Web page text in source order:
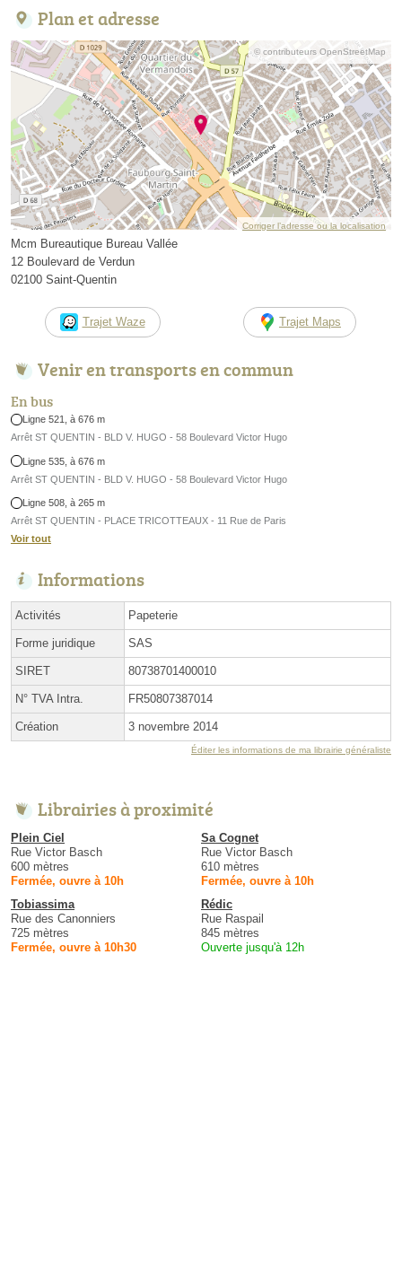
Plan et adresse
© contributeurs OpenStreetMap
Corriger l’adresse ou la localisation
Mcm Bureautique Bureau Vallée
12 Boulevard de Verdun
02100 Saint-Quentin
Trajet Waze Trajet Maps
Venir en transports en commun
En bus
Ligne 521, à 676 m
Arrêt ST QUENTIN - BLD V. HUGO - 58 Boulevard Victor Hugo
Ligne 535, à 676 m
Arrêt ST QUENTIN - BLD V. HUGO - 58 Boulevard Victor Hugo
Ligne 508, à 265 m
Arrêt ST QUENTIN - PLACE TRICOTTEAUX - 11 Rue de Paris
Voir tout
Informations
Activités Papeterie
Forme juridique SAS
SIRET 80738701400010
N° TVA Intra. FR50807387014
Création 3 novembre 2014
Éditer les informations de ma librairie généraliste
Librairies à proximité
Plein Ciel
Rue Victor Basch
600 mètres
Fermée, ouvre à 10h
Sa Cognet
Rue Victor Basch
610 mètres
Fermée, ouvre à 10h
Tobiassima
Rue des Canonniers
725 mètres
Fermée, ouvre à 10h30
Rédic
Rue Raspail
845 mètres
Ouverte jusqu'à 12h